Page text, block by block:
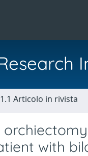
1.1 Articolo in rivista
with